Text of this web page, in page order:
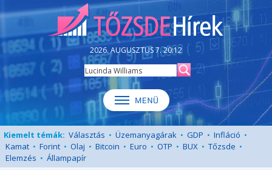
2026. AUGUSZTUS 7. 20:12
Kiemelt témák: Választás • Üzemanyagárak • GDP • Infláció •
Kamat • Forint • Olaj • Bitcoin • Euro • OTP • BUX • Tőzsde •
Elemzés • Állampapír